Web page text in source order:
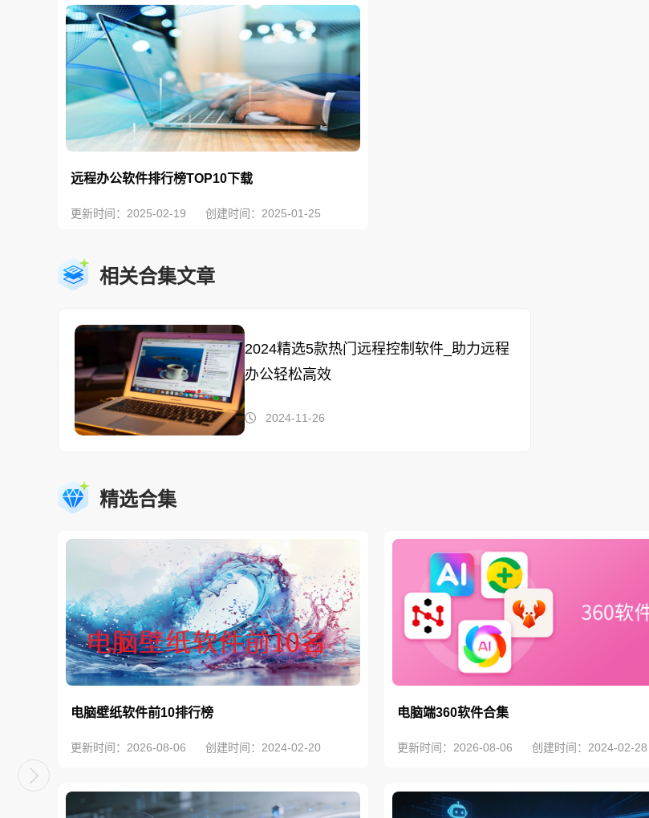
远程办公软件排行榜TOP10下载
更新时间：2025-02-19 创建时间：2025-01-25
相关合集文章
2024精选5款热门远程控制软件_助力远程
办公轻松高效
2024-11-26
精选合集
电脑壁纸软件前10排行榜
更新时间：2026-08-06 创建时间：2024-02-20
电脑端360软件合集
更新时间：2026-08-06 创建时间：2024-02-28